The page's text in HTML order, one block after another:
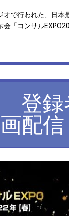
オで行われた、日本
会「コンサル
録
配信